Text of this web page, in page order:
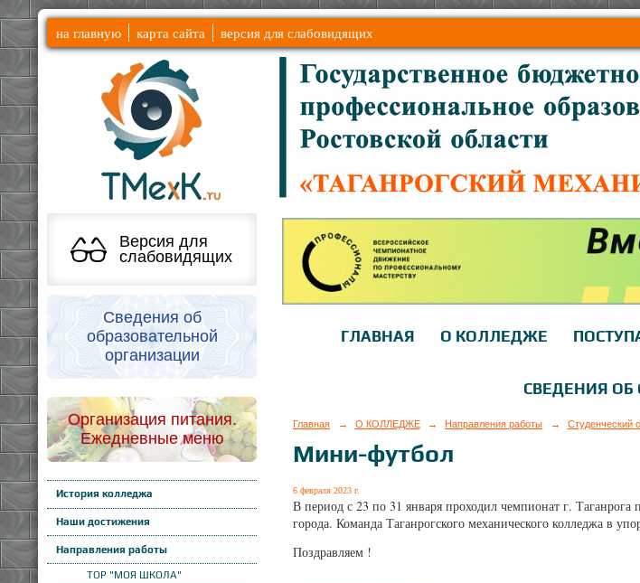
на главную карта сайта версия для слабовидящих
Версия для
слабовидящих
Сведения об
образовательной
организации
Организация питания.
Ежедневные меню
История колледжа
Наши достижения
Направления работы
ТОР "МОЯ ШКОЛА"
ГЛАВНАЯ О КОЛЛЕДЖЕ
СВЕДЕНИЯ
Главная → О КОЛЛЕДЖЕ → Направления работы → Студенческий
Мини-футбол
6 февраля 2023 г.
В период с 23 по 31 января проходил чемпионат г.
города. Команда Таганрогского механического колледжа в
Поздравляем !